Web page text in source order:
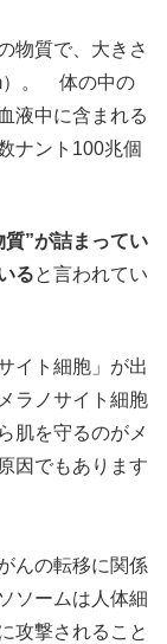
物質で、大きさ
）。 体の中の
液中に含まれる
ナント100兆個
”が詰まってい
ると言われてい
イト細胞」が出
ラノサイト細胞
肌を守るのがメ
因でもあります
んの転移に関係
ソームは人体細
攻撃されること